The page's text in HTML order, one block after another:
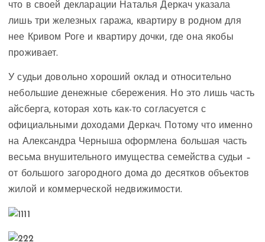
что в своей декларации Наталья Деркач указала
лишь три железных гаража, квартиру в родном для
нее Кривом Роге и квартиру дочки, где она якобы
проживает.
У судьи довольно хороший оклад и относительно
небольшие денежные сбережения. Но это лишь часть
айсберга, которая хоть как-то согласуется с
официальными доходами Деркач. Потому что именно
на Александра Черныша оформлена большая часть
весьма внушительного имущества семейства судьи –
от большого загородного дома до десятков объектов
жилой и коммерческой недвижимости.